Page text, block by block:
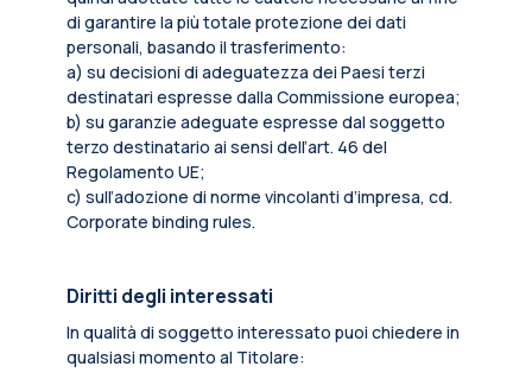
di garantire la più totale protezione dei dati
personali, basando il trasferimento:
a) su decisioni di adeguatezza dei Paesi terzi
destinatari espresse dalla Commissione europea;
b) su garanzie adeguate espresse dal soggetto
terzo destinatario ai sensi dell’art. 46 del
Regolamento UE;
c) sull’adozione di norme vincolanti d’impresa, cd.
Corporate binding rules.
Diritti degli interessati
In qualità di soggetto interessato puoi chiedere in
qualsiasi momento al Titolare: